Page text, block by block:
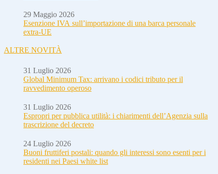
29 Maggio 2026
Esenzione IVA sull’importazione di una barca personale
extra-UE
ALTRE NOVITÀ
31 Luglio 2026
Global Minimum Tax: arrivano i codici tributo per il
ravvedimento operoso
31 Luglio 2026
Espropri per pubblica utilità: i chiarimenti dell’Agenzia sulla
trascrizione del decreto
24 Luglio 2026
Buoni fruttiferi postali: quando gli interessi sono esenti per i
residenti nei Paesi white list